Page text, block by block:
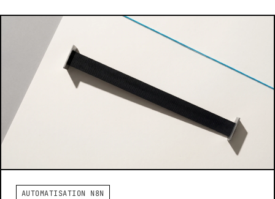
AUTOMATISATION N8N